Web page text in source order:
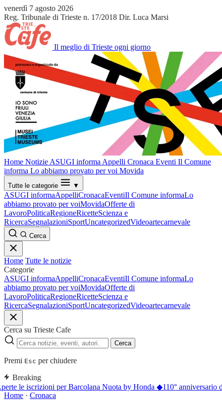
venerdì 7 agosto 2026
Reg. Tribunale di Trieste n. 17/2018 Dir. Luca Marsi
Il meglio di Trieste ogni giorno
Home Notizie ASUGI informa Appelli Cronaca Eventi Il Comune
informa Lo abbiamo provato per voi Movida
Tutte le categorie ▼
ASUGI informaAppelliCronacaEventiIl Comune informaLo
abbiamo provato per voiMovidaOfferte di
LavoroPoliticaRegioneRicetteScienza e
RicercaSegnalazioniSportUncategorizedVideoartecarnevale
Cerca
Home Tutte le notizie
Categorie
ASUGI informaAppelliCronacaEventiIl Comune informaLo
abbiamo provato per voiMovidaOfferte di
LavoroPoliticaRegioneRicetteScienza e
RicercaSegnalazioniSportUncategorizedVideoartecarnevale
Cerca su Trieste Cafe
Cerca
Premi Esc per chiudere
Breaking
le iscrizioni per Barcolana Nuota by Honda ◆110° anniversario
Home · Cronaca